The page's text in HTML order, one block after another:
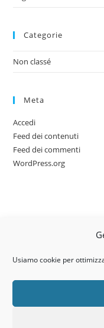
Usiamo cookie per
Categorie
Non classé
Meta
Accedi
Feed dei contenuti
Feed dei commenti
WordPress.org
Via